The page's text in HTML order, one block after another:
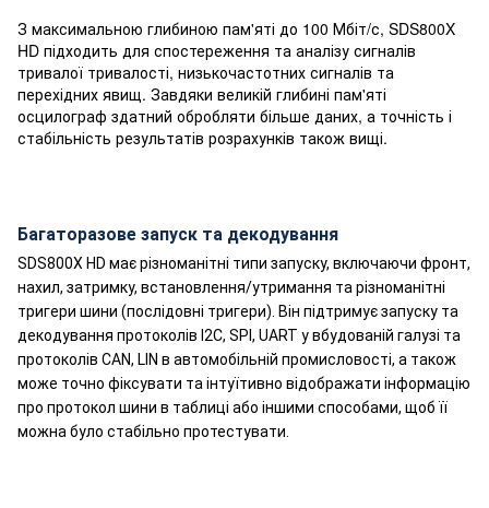
З максимальною глибиною пам'яті до 100 Мбіт/с, SDS800X
HD підходить для спостереження та аналізу сигналів
тривалої тривалості, низькочастотних сигналів та
перехідних явищ. Завдяки великій глибині пам'яті
осцилограф здатний обробляти більше даних, а точність і
стабільність результатів розрахунків також вищі.
Багаторазове запуск та декодування
SDS800X HD має різноманітні типи запуску, включаючи фронт,
нахил, затримку, встановлення/утримання та різноманітні
тригери шини (послідовні тригери). Він підтримує запуску та
декодування протоколів I2C, SPI, UART у вбудованій галузі та
протоколів CAN, LIN в автомобільній промисловості, а також
може точно фіксувати та інтуїтивно відображати інформацію
про протокол шини в таблиці або іншими способами, щоб її
можна було стабільно протестувати.